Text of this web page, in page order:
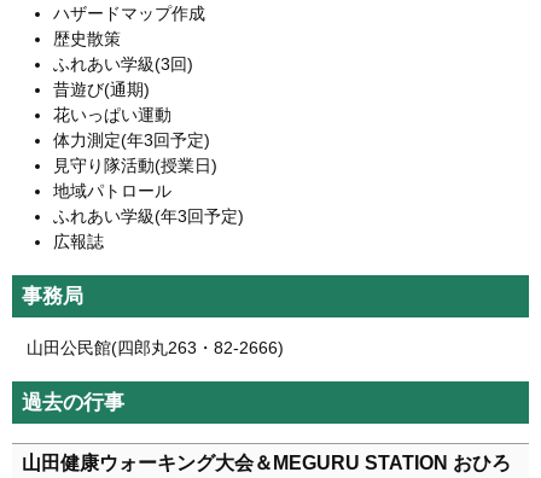
ハザードマップ作成
歴史散策
ふれあい学級(3回)
昔遊び(通期)
花いっぱい運動
体力測定(年3回予定)
見守り隊活動(授業日)
地域パトロール
ふれあい学級(年3回予定)
広報誌
事務局
山田公民館(四郎丸263・82-2666)
過去の行事
山田健康ウォーキング大会＆MEGURU STATION おひろ